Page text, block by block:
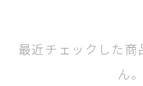
最近チェックした
ん。